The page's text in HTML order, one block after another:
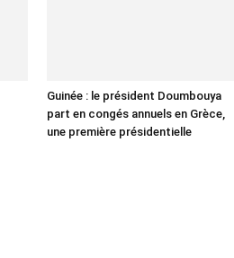
Guinée : le président Doumbouya
part en congés annuels en Grèce,
une première présidentielle